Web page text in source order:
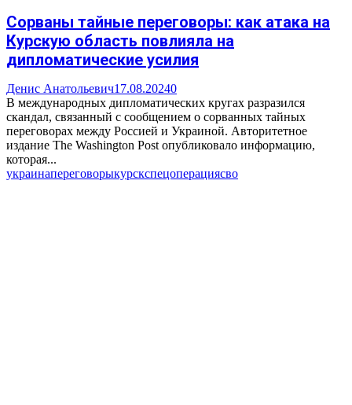
Сорваны тайные переговоры: как атака на
Курскую область повлияла на
дипломатические усилия
Денис Анатольевич17.08.20240
В международных дипломатических кругах разразился
скандал, связанный с сообщением о сорванных тайных
переговорах между Россией и Украиной. Авторитетное
издание The Washington Post опубликовало информацию,
которая...
украинапереговорыкурскспецоперациясво